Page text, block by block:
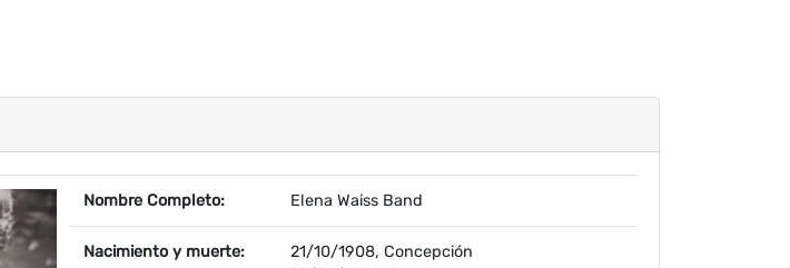
Nombre Completo: Elena Waiss Band
Nacimiento y muerte:
21/10/1908, Concepción